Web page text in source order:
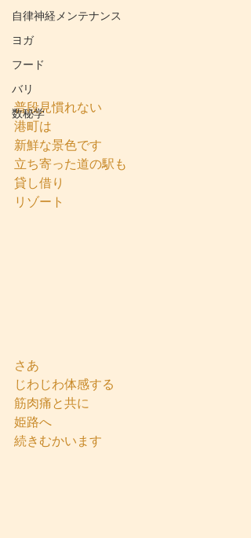
自律神経メンテナンス
ヨガ
フード
バリ
数秘学
普段見慣れない
港町は
新鮮な景色です
立ち寄った道の駅も
貸し借り
リゾート
さあ
じわじわ体感する
筋肉痛と共に
姫路へ
続きむかいます